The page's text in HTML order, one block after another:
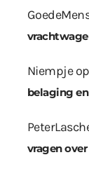
Niempjeop
belaging
vragen